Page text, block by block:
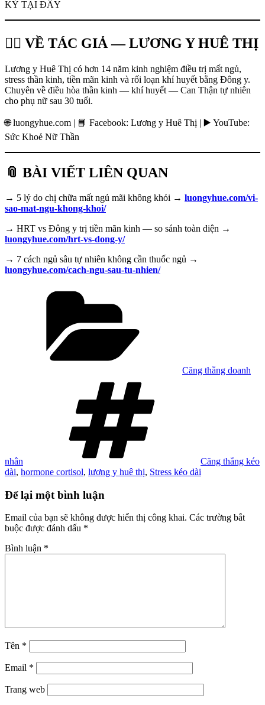
KÝ TẠI ĐÂY
👩‍⚕️ VỀ TÁC GIẢ — LƯƠNG Y HUÊ THỊ
Lương y Huê Thị có hơn 14 năm kinh nghiệm điều trị mất ngủ,
stress thần kinh, tiền mãn kinh và rối loạn khí huyết bằng Đông y.
Chuyên về điều hòa thần kinh — khí huyết — Can Thận tự nhiên
cho phụ nữ sau 30 tuổi.
🌐 luongyhue.com | 📘 Facebook: Lương y Huê Thị | ▶️ YouTube:
Sức Khoẻ Nữ Thần
📎 BÀI VIẾT LIÊN QUAN
→ 5 lý do chị chữa mất ngủ mãi không khỏi → luongyhue.com/vi-
sao-mat-ngu-khong-khoi/
→ HRT vs Đông y trị tiền mãn kinh — so sánh toàn diện →
luongyhue.com/hrt-vs-dong-y/
→ 7 cách ngủ sâu tự nhiên không cần thuốc ngủ →
luongyhue.com/cach-ngu-sau-tu-nhien/
Căng thẳng doanh
nhân
Căng thẳng kéo
dài, hormone cortisol, lương y huê thị, Stress kéo dài
Để lại một bình luận
Email của bạn sẽ không được hiển thị công khai. Các trường bắt
buộc được đánh dấu *
Bình luận *
Tên *
Email *
Trang web